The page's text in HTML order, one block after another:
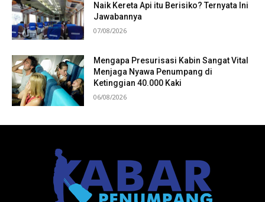
Naik Kereta Api itu Berisiko? Ternyata Ini
Jawabannya
07/08/2026
Mengapa Presurisasi Kabin Sangat Vital
Menjaga Nyawa Penumpang di
Ketinggian 40.000 Kaki
06/08/2026